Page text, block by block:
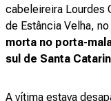
cabeleireira Lourdes
de Estância Velha,
morta no porta-
sul de Santa
A vítima estava